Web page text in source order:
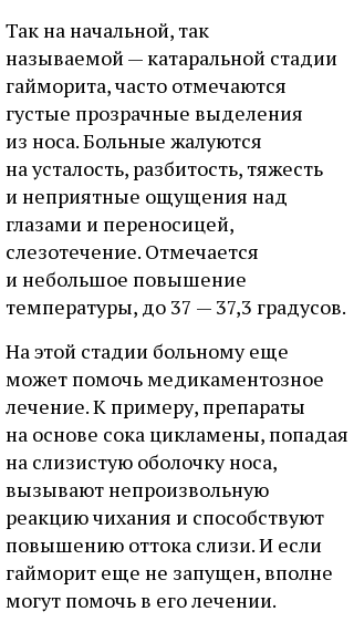
Так на начальной, так
называемой — катаральной стадии
гайморита, часто отмечаются
густые прозрачные выделения
из носа. Больные жалуются
на усталость, разбитость, тяжесть
и неприятные ощущения над
глазами и переносицей,
слезотечение. Отмечается
и небольшое повышение
температуры, до 37 — 37,3 градусов.
На этой стадии больному еще
может помочь медикаментозное
лечение. К примеру, препараты
на основе сока цикламены, попадая
на слизистую оболочку носа,
вызывают непроизвольную
реакцию чихания и способствуют
повышению оттока слизи. И если
гайморит еще не запущен, вполне
могут помочь в его лечении.